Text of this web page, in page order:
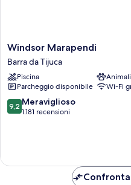
Windsor
Marapendi
Barra
da
Tijuca
Windsor Marapendi
Barra da Tijuca
Piscina
Parcheggio disponibile
Wi-Fi
9.2
su
9,2 Meraviglioso
1.181 recensioni